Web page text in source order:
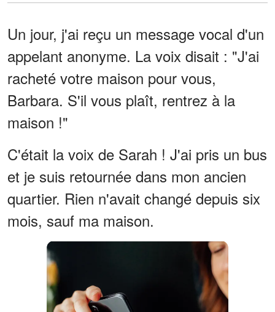
Un jour, j'ai reçu un message vocal d'un
appelant anonyme. La voix disait : "J'ai
racheté votre maison pour vous,
Barbara. S'il vous plaît, rentrez à la
maison !"
C'était la voix de Sarah ! J'ai pris un bus
et je suis retournée dans mon ancien
quartier. Rien n'avait changé depuis six
mois, sauf ma maison.